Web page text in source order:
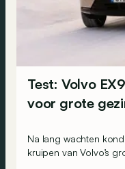
Test: Volvo
voor grote
Na lang wachten
kruipen van Volvo’s